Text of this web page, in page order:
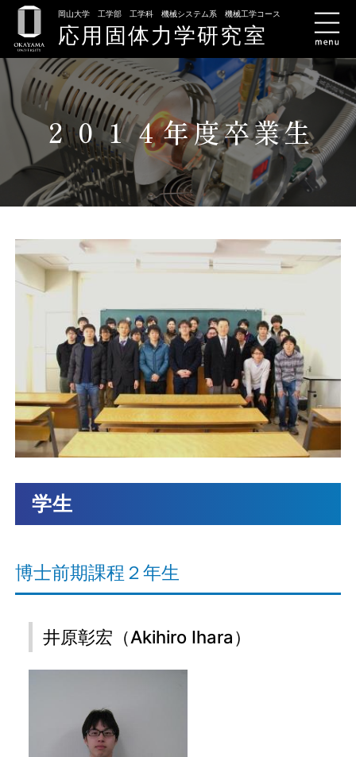
岡山大学 工学部 工学科 機械システム系 機械工学コース
応用固体力学研究室
２０１４年度卒業生
学生
博士前期課程２年生
井原彰宏（Akihiro Ihara）